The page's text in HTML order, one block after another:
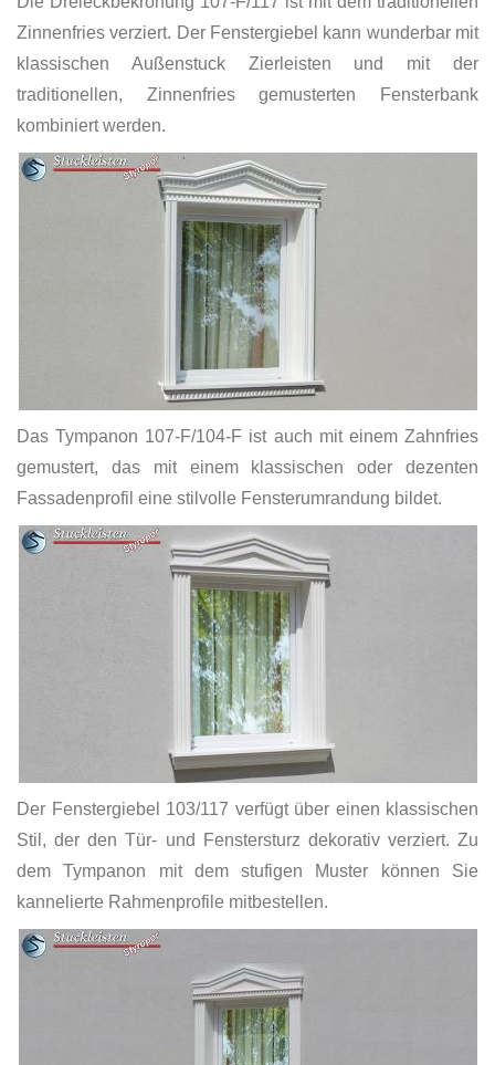
Zinnenfries verziert. Der Fenstergiebel kann wunderbar mit
klassischen Außenstuck Zierleisten und mit der
traditionellen, Zinnenfries gemusterten Fensterbank
kombiniert werden.
Das Tympanon 107-F/104-F ist auch mit einem Zahnfries
gemustert, das mit einem klassischen oder dezenten
Fassadenprofil eine stilvolle Fensterumrandung bildet.
Der Fenstergiebel 103/117 verfügt über einen klassischen
Stil, der den Tür- und Fenstersturz dekorativ verziert. Zu
dem Tympanon mit dem stufigen Muster können Sie
kannelierte Rahmenprofile mitbestellen.